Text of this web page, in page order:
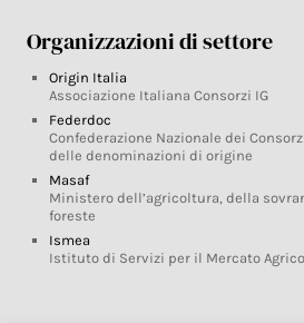
Organizzazioni di settore
Origin Italia
Associazione Italiana Consorzi IG
Federdoc
Confederazione Nazionale dei
delle denominazioni di origine
Masaf
Ministero dell’agricoltura, della
foreste
Ismea
Istituto di Servizi per il Mercato